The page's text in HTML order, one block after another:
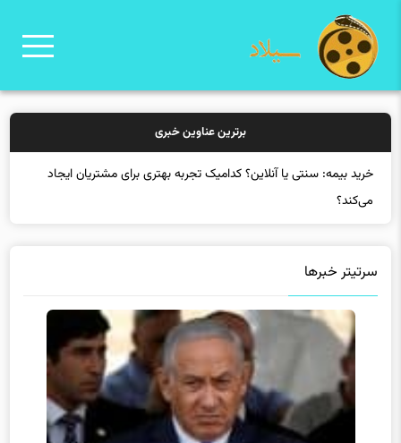
برترین عناوین خبری
خرید بیمه: سنتی یا آنلاین؟ کدامیک تجربه بهتری برای مشتریان ایجاد
می‌کند؟
سرتیتر خبرها